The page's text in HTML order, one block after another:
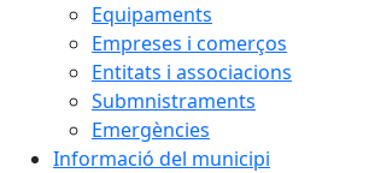
Equipaments
Empreses i comerços
Entitats i associacions
Submnistraments
Emergències
Informació del municipi